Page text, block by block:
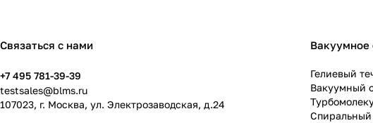
Связаться с нами
+7 495 781-39-39
testsales@blms.ru
107023, г. Москва, ул. Электрозаводская, д.24
Вакуумное
Гелиевый
Вакуумный